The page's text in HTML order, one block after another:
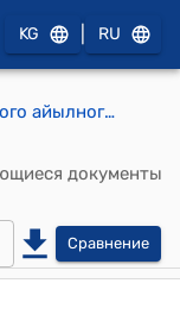
KG RU
Постановление Гавриловского айылного кенеша от 28 января 2022 года № 11 "Об утверждении состава комиссии по выявлению потравы сельскохозяйственных культур на сельхозугодиях и штрафных санкциях лицам производившие потраву"
документы
Сравнение